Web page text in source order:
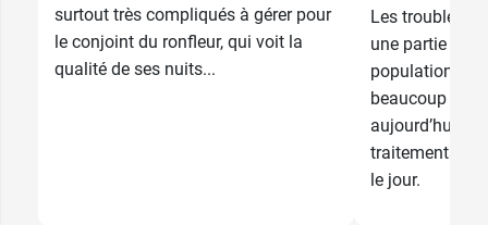
surtout très compliqués à gérer pour
le conjoint du ronfleur, qui voit la
qualité de ses nuits...
Les troubles
une partie
population,
beaucoup
aujourd’hui
traitements et
le jour.